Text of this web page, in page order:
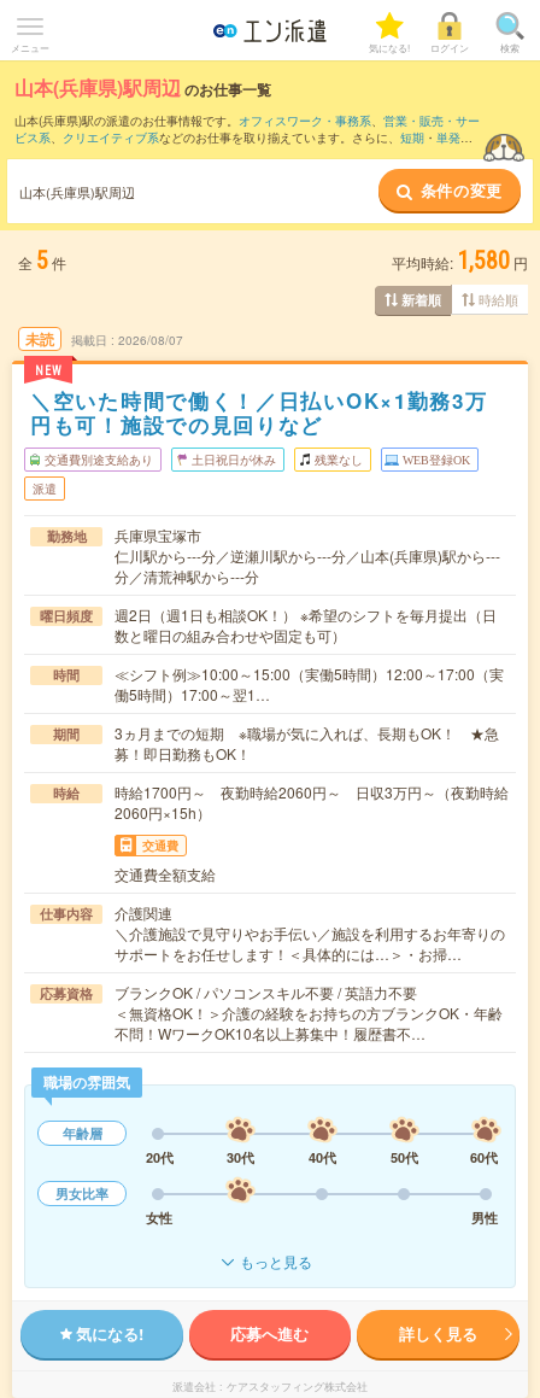
メニュー 気になる! ログイン 検索
山本(兵庫県)駅周辺のお仕事一覧
山本(兵庫県)駅の派遣のお仕事情報です。 オフィスワーク・事務系、 営業・販売・サー
ビス系、 クリエイティブ系などのお仕事を取り揃えています。さらに、 短期 ・ 単発な
また、 尼崎(東海道本線)駅
伊丹(福知山線)駅
など近隣駅のお仕事もご確認いただけます。
山本(兵庫県)駅周辺 条件の変更
全 5件 平均時給: 1,580 円
新着順 時給順
未読
NEW
掲載日 2026/08/07
＼空いた時間で働く！／日払いOK×1勤務3万
円も可！施設での見回りなど
交通費別途支給あり 土日祝日が休み 残業なし WEB登録OK
派遣
勤務地
兵庫県宝塚市
仁川駅から---分／逆瀬川駅から---分／山本(兵庫県)駅から---
分／清荒神駅から---分
曜日頻度
週2日（週1日も相談OK！） ※希望のシフトを毎月提出（日
数と曜日の組み合わせや固定も可）
時間
≪シフト例≫10:00～15:00（実働5時間）12:00～17:00（実
働5時間）17:00～翌1…
期間
3ヵ月までの短期 ※職場が気に入れば、長期もOK！ ★急
募！即日勤務もOK！
時給
時給1700円～ 夜勤時給2060円～ 日収3万円～（夜勤時給
2060円×15h）
交通費
交通費全額支給
仕事内容
介護関連
＼介護施設で見守りやお手伝い／施設を利用するお年寄りの
サポートをお任せします！＜具体的には…＞・お掃…
応募資格
ブランクOK / パソコンスキル不要 / 英語力不要
＜無資格OK！＞介護の経験をお持ちの方ブランクOK・年齢
不問！WワークOK10名以上募集中！履歴書不…
職場の雰囲気
年齢層
20代
30代 40代 50代
60代
男女比率
女性
男性
もっと見る
気になる! 応募へ進む 詳しく見る
派遣会社 ケアスタッフィング株式会社